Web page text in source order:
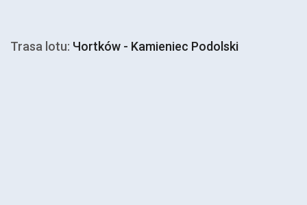
Trasa lotu: Чortków - Kamieniec Podolski